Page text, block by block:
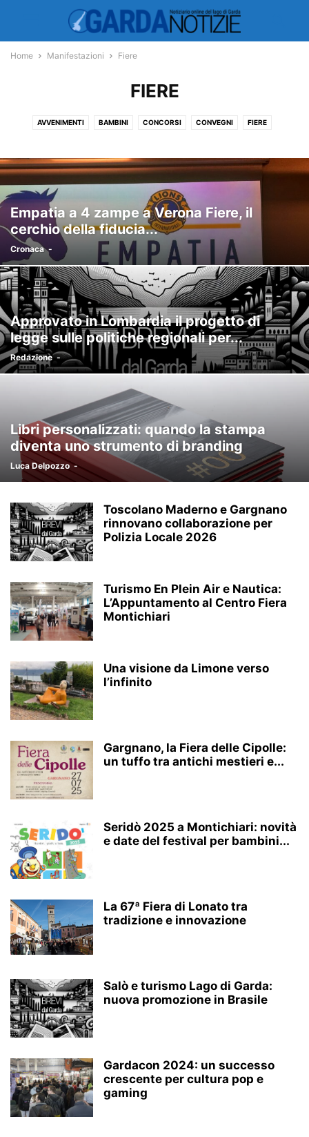
Home Manifestazioni Fiere
FIERE
AVVENIMENTI BAMBINI CONCORSI CONVEGNI FIERE
Empatia a 4 zampe a Verona Fiere, il
cerchio della fiducia...
Cronaca -
Approvato in Lombardia il progetto di
legge sulle politiche regionali per...
Redazione -
Libri personalizzati: quando la stampa
diventa uno strumento di branding
Luca Delpozzo -
Toscolano Maderno e Gargnano
rinnovano collaborazione per
Polizia Locale 2026
Turismo En Plein Air e Nautica:
L’Appuntamento al Centro Fiera
Montichiari
Una visione da Limone verso
l’infinito
Gargnano, la Fiera delle Cipolle:
un tuffo tra antichi mestieri e...
Seridò 2025 a Montichiari: novità
e date del festival per bambini...
La 67ª Fiera di Lonato tra
tradizione e innovazione
Salò e turismo Lago di Garda:
nuova promozione in Brasile
Gardacon 2024: un successo
crescente per cultura pop e
gaming